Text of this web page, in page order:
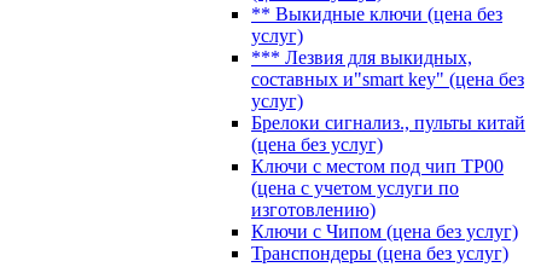
** Выкидные ключи (цена без
услуг)
*** Лезвия для выкидных,
составных и"smart key" (цена без
услуг)
Брелоки сигнализ., пульты китай
(цена без услуг)
Ключи с местом под чип TP00
(цена с учетом услуги по
изготовлению)
Ключи с Чипом (цена без услуг)
Транспондеры (цена без услуг)